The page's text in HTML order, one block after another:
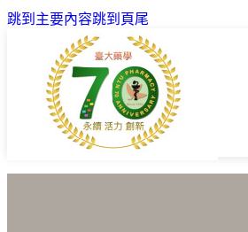
跳到主要內容跳到頁尾